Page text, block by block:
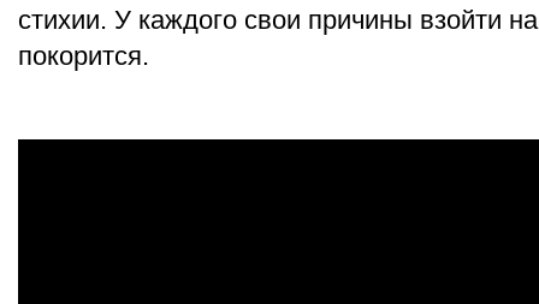
стихии. У каждого свои причины взойти
покорится.